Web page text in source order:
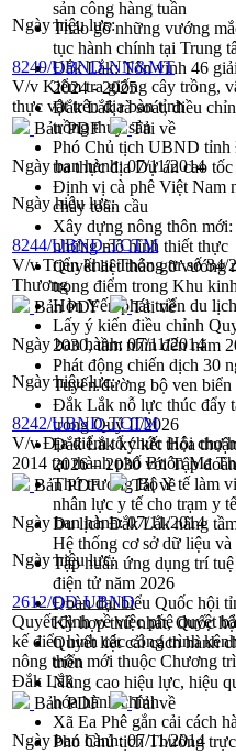
sản công hàng tuần
Tháo gỡ những vướng
tục hành chính tại Trung
Đắk Lắk: Tôn vinh 46
2024 - 2025
Đắk Lắk rà soát, điều
trồng thủy sản
Phó Chủ tịch UBND
tra thực địa Dự án cao
Định vị cà phê Việt Nam
chảy toàn cầu
Xây dựng nông thôn
những mô hình thiết thực
Quyết liệt tháo gỡ vướng
trọng điểm trong Khu
Hòn Yến phát triển du
Lấy ý kiến điều chỉnh
2030, tầm nhìn đến năm
Phát động chiến dịch 30
Tuyến đường bộ ven biển
Đắk Lắk nỗ lực thúc đẩy
trong Quý II/2026
Đắk Lắk ký kết thỏa
2026 – 2030 với Tập
Thứ trưởng Bộ Y tế làm
nhân lực y tế cho trạm y
Du lịch Đắk Lắk nâng
Hệ thống cơ sở dữ liệu và
Tập huấn ứng dụng trí
điện tử năm 2026
Đoàn đại biểu Quốc hội
Kỳ họp thứ nhất, Quốc
Quyết liệt cải cách hành
triển
Nâng cao hiệu lực, hiệu
hóa hành chính
Xã Ea Phê gắn cải cách
Phó Chủ tịch Thường
Ngày hiệu lực:
8249/UBND-NN&MT
V/v Kiểm tra giống cây trồng,
thực vật trên địa bàn tỉnh
Bản PDF
Tải về
Ngày ban hành:07/11/2014
Ngày hiệu lực:
8244/UBND-TCTM
V/v Triển khai Thông tư số
Thương
Bản PDF
Tải về
Ngày ban hành: 07/11/2014
Ngày hiệu lực:
8242/UBND-TCTM
V/v Địa điểm tổ chức Hội chợ
2014 tại thành phố Buôn Ma
Bản PDF
Tải về
Ngày ban hành:07/11/2014
Ngày hiệu lực:
2612/QĐ-UBND
Quyết định về việc phê duyệt
kế điển hình các công trình
nông thôn mới thuộc Chương
Đắk Lắk
Bản PDF
Tải về
Ngày ban hành:07/11/2014